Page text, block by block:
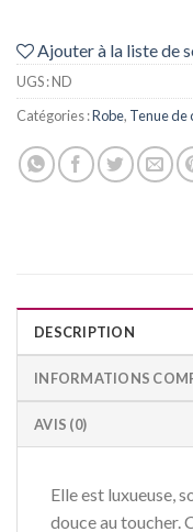
Ajouter à la liste de
UGS :ND
Catégories :Robe, Tenue de
DESCRIPTION
INFORMATIONS
AVIS (0)
Elle est luxueuse,
douce au toucher.